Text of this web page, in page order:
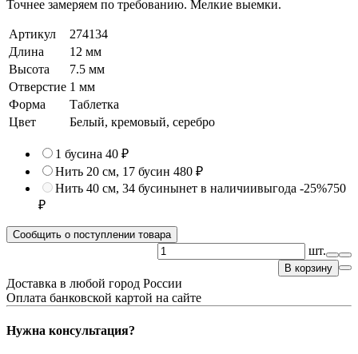
Точнее замеряем по требованию. Мелкие выемки.
Артикул
274134
Длина
12 мм
Высота
7.5 мм
Отверстие 1 мм
Форма
Таблетка
Цвет
Белый, кремовый, серебро
1 бусина 40 ₽
Нить 20 см, 17 бусин 480 ₽
Нить 40 см, 34 бусинынет в наличиивыгода -25%750
₽
Сообщить о поступлении товара
шт.
В корзину
Доставка в любой город России
Оплата банковской картой на сайте
Нужна консультация?